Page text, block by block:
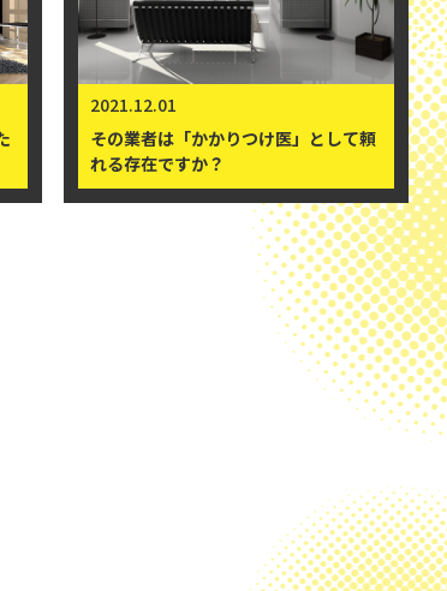
2021.12.13
勘違いを誘う表現にご用心
その業者は「かかりつけ医」として頼